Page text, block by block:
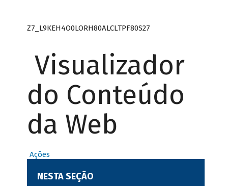
Z7_L9KEH4O0LORH80ALCLTPF80S27
Visualizador
do Conteúdo
da Web
Ações
NESTA SEÇÃO